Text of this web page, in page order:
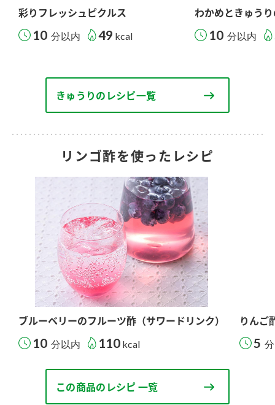
彩りフレッシュピクルス
10 分以内 49 kcal
わかめときゅう
10 分以内
きゅうりのレシピ一覧
リンゴ酢を使ったレシピ
ブルーベリーのフルーツ酢（サワードリンク）
10 分以内 110 kcal
りんご
5
この商品のレシピ 一覧